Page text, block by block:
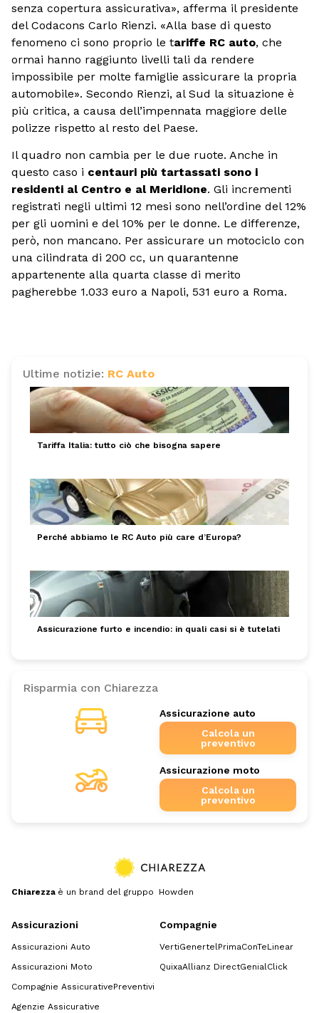
senza copertura assicurativa», afferma il presidente
del Codacons Carlo Rienzi. «Alla base di questo
fenomeno ci sono proprio le tariffe RC auto, che
ormai hanno raggiunto livelli tali da rendere
impossibile per molte famiglie assicurare la propria
automobile». Secondo Rienzi, al Sud la situazione è
più critica, a causa dell’impennata maggiore delle
polizze rispetto al resto del Paese.
Il quadro non cambia per le due ruote. Anche in
questo caso i centauri più tartassati sono i
residenti al Centro e al Meridione. Gli incrementi
registrati negli ultimi 12 mesi sono nell’ordine del 12%
per gli uomini e del 10% per le donne. Le differenze,
però, non mancano. Per assicurare un motociclo con
una cilindrata di 200 cc, un quarantenne
appartenente alla quarta classe di merito
pagherebbe 1.033 euro a Napoli, 531 euro a Roma.
Ultime notizie: RC Auto
Tariffa Italia: tutto ciò che bisogna sapere
Perché abbiamo le RC Auto più care d’Europa?
Assicurazione furto e incendio: in quali casi si è tutelati
Risparmia con Chiarezza
Assicurazione auto
Calcola un
preventivo
Assicurazione moto
Calcola un
preventivo
Chiarezza è un brand del gruppo Howden
Assicurazioni
Assicurazioni Auto
Assicurazioni Moto
Compagnie AssicurativePreventivi
Agenzie Assicurative
Compagnie
VertiGenertelPrimaConTeLinear
QuixaAllianz DirectGenialClick